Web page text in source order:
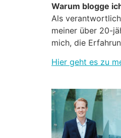
Warum blogge
Als
meiner über 20-
mich, die
Hier geht es zu